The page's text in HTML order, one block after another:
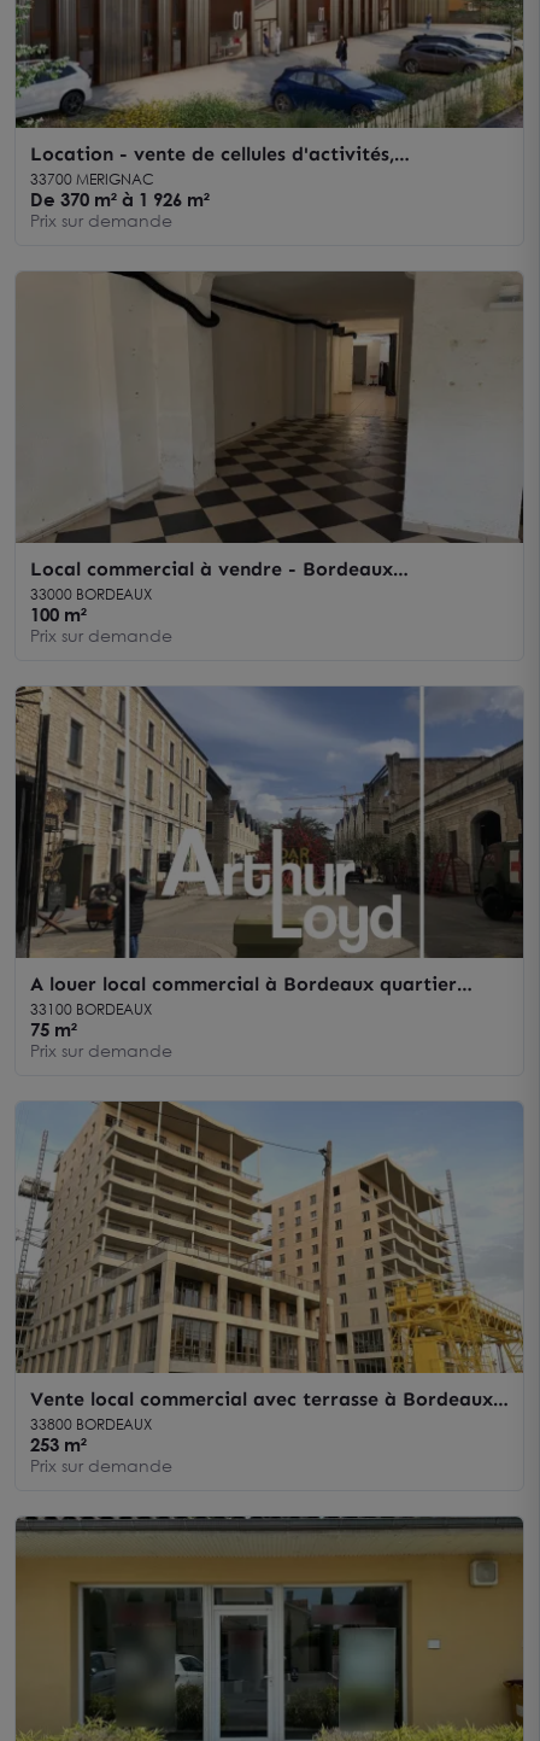
Location - vente de cellules d'activités,
commerciales et bureaux à Mérignac, divisibles à
partir de 112 m²
33700 MERIGNAC
De 370 m² à 1 926 m²
Prix sur demande
Local commercial à vendre - Bordeaux
hypercentre proche tram -Fort potentiel
33000 BORDEAUX
100 m²
Prix sur demande
A louer local commercial à Bordeaux quartier
Darwin en angle de rue
33100 BORDEAUX
75 m²
Prix sur demande
Vente local commercial avec terrasse à Bordeaux
quartier Euratlantique
33800 BORDEAUX
253 m²
Prix sur demande